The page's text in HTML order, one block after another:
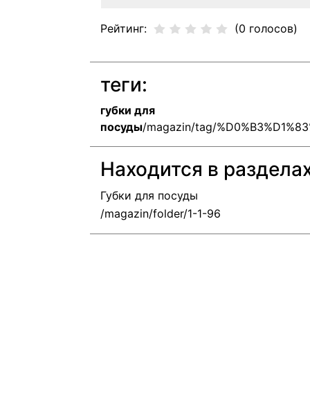
Рейтинг: (0 голосов)
теги:
губки для
посуды/magazin/tag/
Находится в
Губки для посуды